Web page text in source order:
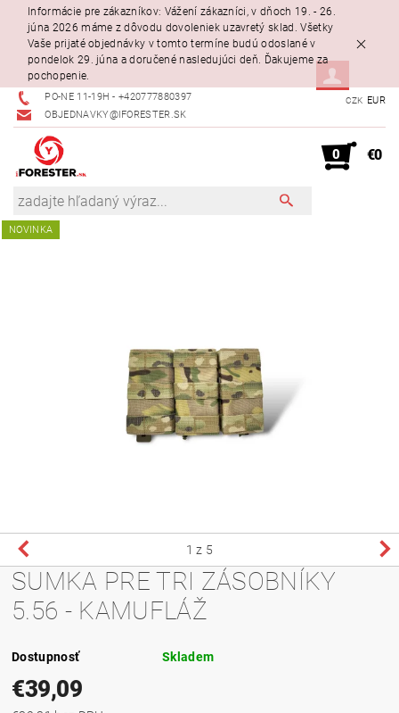
Informácie pre zákazníkov: Vážení zákazníci, v dňoch 19. - 26.
júna 2026 máme z dôvodu dovoleniek uzavretý sklad. Všetky
Vaše prijaté objednávky v tomto termíne budú odoslané v
pondelok 29. júna a doručené nasledujúci deň. Ďakujeme za
pochopenie.
PO-NE 11-19H - +420777880397
OBJEDNAVKY@IFORESTER.SK
CZK EUR
0 €0
NOVINKA
1 z 5
SUMKA PRE TRI ZÁSOBNÍKY
5.56 - KAMUFLÁŽ
Dostupnosť Skladem
€39,09